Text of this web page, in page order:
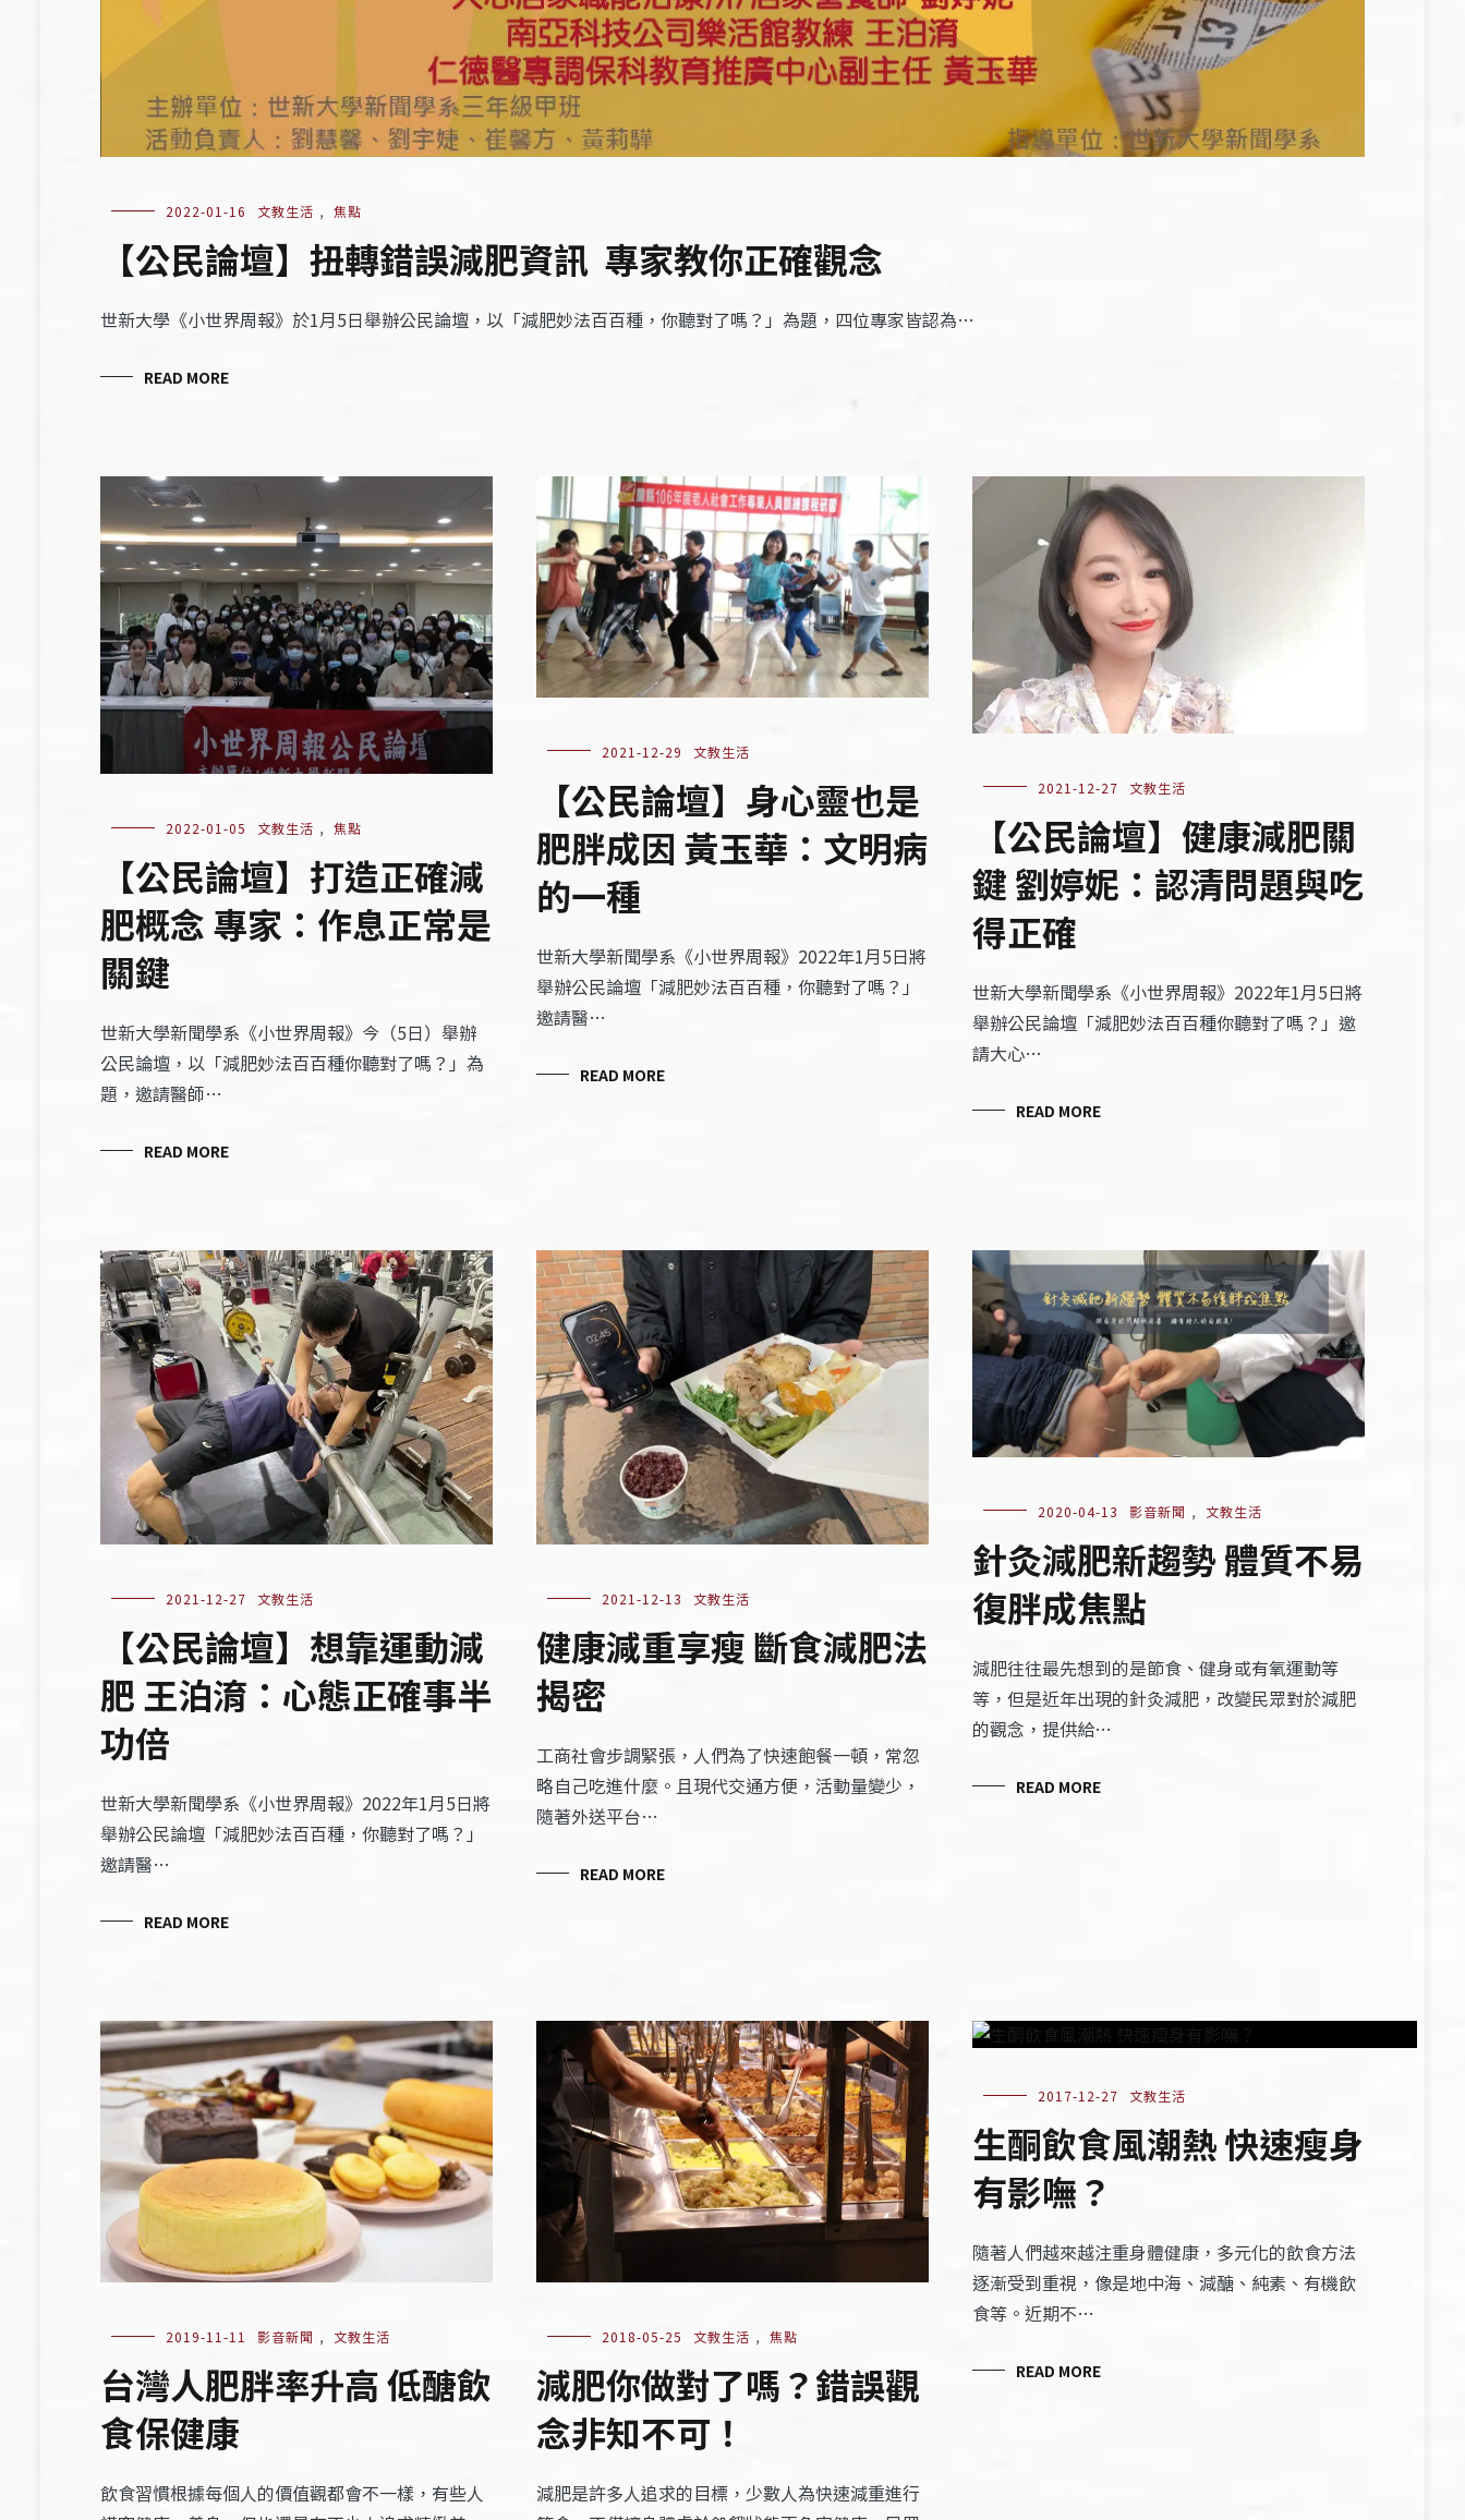
2022-01-16 文教生活 , 焦點
【公民論壇】扭轉錯誤減肥資訊 專家教你正確觀念
世新大學《小世界周報》於1月5日舉辦公民論壇，以「減肥妙法百百種，你聽對了嗎？」為題，四位專家皆認為…
READ MORE
2022-01-05 文教生活 , 焦點
【公民論壇】打造正確減
肥概念 專家：作息正常是
關鍵
世新大學新聞學系《小世界周報》今（5日）舉辦
公民論壇，以「減肥妙法百百種你聽對了嗎？」為
題，邀請醫師…
READ MORE
2021-12-29 文教生活
【公民論壇】身心靈也是
肥胖成因 黃玉華：文明病
的一種
世新大學新聞學系《小世界周報》2022年1月5日將
舉辦公民論壇「減肥妙法百百種，你聽對了嗎？」
邀請醫…
READ MORE
2021-12-27 文教生活
【公民論壇】健康減肥關
鍵 劉婷妮：認清問題與吃
得正確
世新大學新聞學系《小世界周報》2022年1月5日將
舉辦公民論壇「減肥妙法百百種你聽對了嗎？」邀
請大心…
READ MORE
2021-12-27 文教生活
【公民論壇】想靠運動減
肥 王泊淯：心態正確事半
功倍
世新大學新聞學系《小世界周報》2022年1月5日將
舉辦公民論壇「減肥妙法百百種，你聽對了嗎？」
邀請醫…
READ MORE
2021-12-13 文教生活
健康減重享瘦 斷食減肥法
揭密
工商社會步調緊張，人們為了快速飽餐一頓，常忽
略自己吃進什麼。且現代交通方便，活動量變少，
隨著外送平台…
READ MORE
2020-04-13 影音新聞 , 文教生活
針灸減肥新趨勢 體質不易
復胖成焦點
減肥往往最先想到的是節食、健身或有氧運動等
等，但是近年出現的針灸減肥，改變民眾對於減肥
的觀念，提供給…
READ MORE
2019-11-11 影音新聞 , 文教生活
台灣人肥胖率升高 低醣飲
食保健康
飲食習慣根據每個人的價值觀都會不一樣，有些人
2018-05-25 文教生活 , 焦點
減肥你做對了嗎？錯誤觀
念非知不可！
減肥是許多人追求的目標，少數人為快速減重進行
2017-12-27 文教生活
生酮飲食風潮熱 快速瘦身
有影嘸？
隨著人們越來越注重身體健康，多元化的飲食方法
逐漸受到重視，像是地中海、減醣、純素、有機飲
食等。近期不…
READ MORE